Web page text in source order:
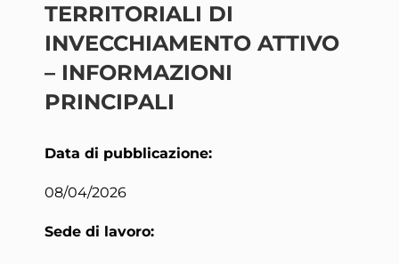
TERRITORIALI DI
INVECCHIAMENTO ATTIVO
– INFORMAZIONI
PRINCIPALI
Data di pubblicazione:
08/04/2026
Sede di lavoro: